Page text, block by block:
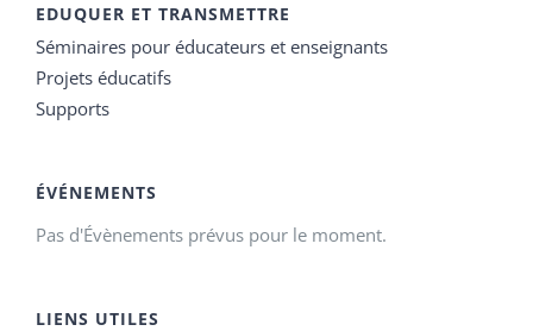
EDUQUER ET TRANSMETTRE
Séminaires pour éducateurs et enseignants
Projets éducatifs
Supports
ÉVÉNEMENTS
Pas d'Évènements prévus pour le moment.
LIENS UTILES